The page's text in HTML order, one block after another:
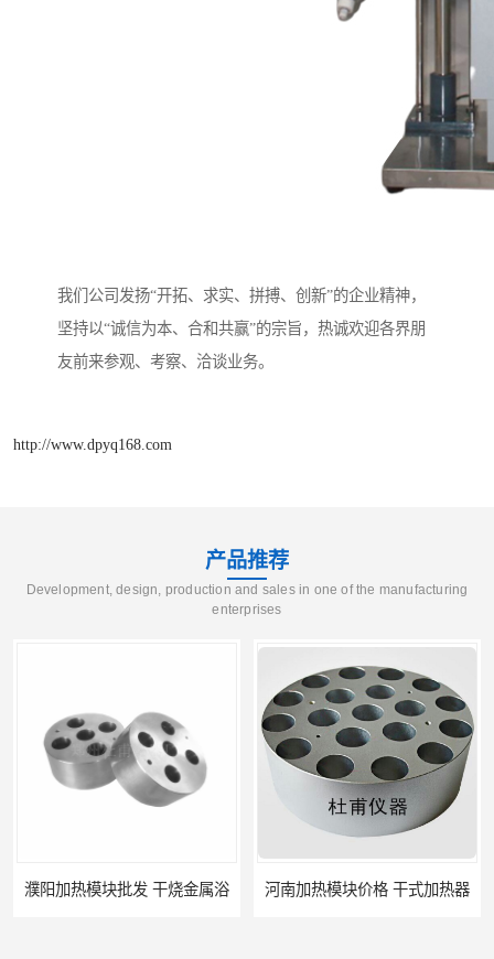
我们公司发扬“开拓、求实、拼搏、创新”的企业精神，
坚持以“诚信为本、合和共赢”的宗旨，热诚欢迎各界朋
友前来参观、考察、洽谈业务。
http://www.dpyq168.com
产品推荐
Development, design, production and sales in one of the manufacturing
enterprises
濮阳加热模块批发 干烧金属浴 河南加热模块价格 干式加热器